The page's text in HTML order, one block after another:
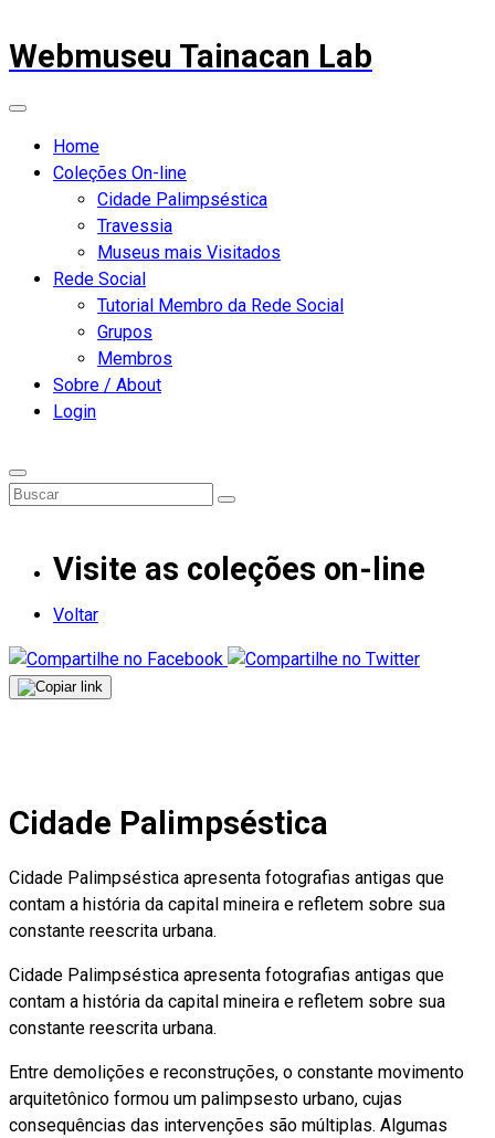
Webmuseu Tainacan Lab
Home
Coleções On-line
Cidade Palimpséstica
Travessia
Museus mais Visitados
Rede Social
Tutorial Membro da Rede Social
Grupos
Membros
Sobre / About
Login
Visite as coleções on-line
Voltar
Cidade Palimpséstica
Cidade Palimpséstica apresenta fotografias antigas que
contam a história da capital mineira e refletem sobre sua
constante reescrita urbana.
Cidade Palimpséstica apresenta fotografias antigas que
contam a história da capital mineira e refletem sobre sua
constante reescrita urbana.
Entre demolições e reconstruções, o constante movimento
arquitetônico formou um palimpsesto urbano, cujas
consequências das intervenções são múltiplas. Algumas